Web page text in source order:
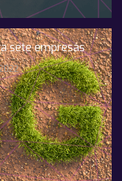
sete empresas